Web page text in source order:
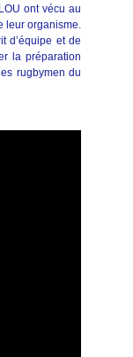
ont vécu au
leur organisme.
d’équipe et de
la préparation
rugbymen du